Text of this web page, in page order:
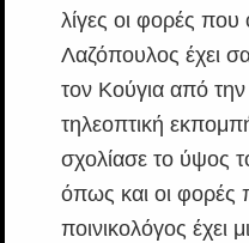
λίγες οι φορές που
Λαζόπουλος έχει
τον Κούγια από την
τηλεοπτική
σχολίασε το ύψος
όπως και οι φορές
ποινικολόγος έχει